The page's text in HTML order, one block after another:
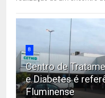
8
Centro de
e Diabetes é
Fluminense